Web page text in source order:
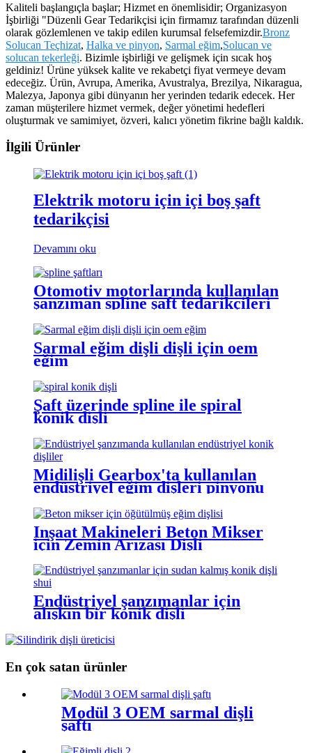
Kaliteli başlangıçla başlar; Hizmet en önemlisidir; Organizasyon
İşbirliği "Düzenli Gear Tedarikçisi için firmamız tarafından düzenli
olarak gözlemlenen ve takip edilen kurumsal felsefemizdir.Bronz
Solucan Teçhizat, Halka ve pinyon, Sarmal eğim,Solucan ve
solucan tekerleği. Bizimle işbirliği ve gelişmek için sıcak hoş
geldiniz! Ürüne yüksek kalite ve rekabetçi fiyat vermeye devam
edeceğiz. Ürün, Avrupa, Amerika, Avustralya, Brezilya, Nikaragua,
Malezya, Japonya gibi dünyanın her yerinden tedarik edecek. Her
zaman müşterilere hizmet vermek, değer yönetimi hedefleri
oluşturmak ve samimiyet, özveri, kalıcı yönetim fikrine bağlı kaldık.
İlgili Ürünler
Elektrik motoru için içi boş şaft
tedarikçisi
Devamını oku
Otomotiv motorlarında kullanılan
şanzıman spline şaft tedarikçileri
Sarmal eğim dişli dişli için oem
eğim
Şaft üzerinde spline ile spiral
konik dişli
Midilişli Gearbox'ta kullanılan
endüstriyel eğim dişleri pinyonu
İnşaat Makineleri Beton Mikser
için Zemin Arızası Dişli
Endüstriyel şanzımanlar için
alışkın bir konik dişli
En çok satan ürünler
Modül 3 OEM sarmal dişli
şaftı